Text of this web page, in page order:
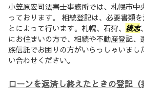
小笠原宏司法書士事務所では、札幌市中
っております。 相続登記は、必要書類
とによって行います。札幌、石狩、 後志
にお住まいの方で、相続や不動産登記、
族信託でお困りの方がいらっしゃいまし
い合わせください。
ローンを返済し終えたときの登記（